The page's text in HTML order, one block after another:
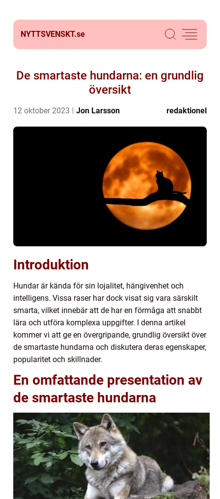
NYTTSVENSKT.se
De smartaste hundarna: en grundlig
översikt
12 oktober 2023 Jon Larsson redaktionel
Introduktion
Hundar är kända för sin lojalitet, hängivenhet och
intelligens. Vissa raser har dock visat sig vara särskilt
smarta, vilket innebär att de har en förmåga att snabbt
lära och utföra komplexa uppgifter. I denna artikel
kommer vi att ge en övergripande, grundlig översikt över
de smartaste hundarna och diskutera deras egenskaper,
popularitet och skillnader.
En omfattande presentation av
de smartaste hundarna